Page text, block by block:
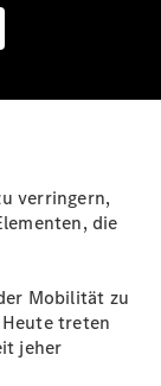
verringern,
die
Mobilität zu
treten
jeher